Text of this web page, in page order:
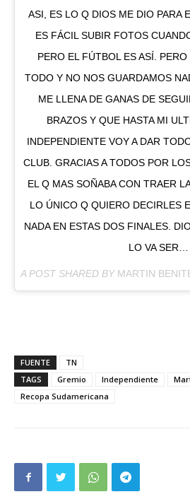
ASI, ES LO Q DIOS ME DIO PARA
ES FÁCIL SUBIR FOTOS
PERO EL FÚTBOL ES ASÍ.
TODO Y NO NOS GUARDAMOS
ME LLENA DE GANAS DE
BRAZOS Y QUE HASTA MI
INDEPENDIENTE VOY A DAR
CLUB. GRACIAS A TODOS POR
EL Q MAS SOÑABA CON TRAER
LO ÚNICO Q QUIERO DECIRLES
NADA EN ESTAS DOS FINALES.
LO VA SER…
A POST SHARED BY MARTIN
FUENTE
TN
TAGS
Gremio Independiente
Recopa Sudamericana